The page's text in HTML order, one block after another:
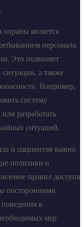
является
персонала
Это позволяет
ситуации, а также
Например,
систему
разработать
ситуаций.
и пациентов важно
политики и
правил доступа
посторонними
в
мер